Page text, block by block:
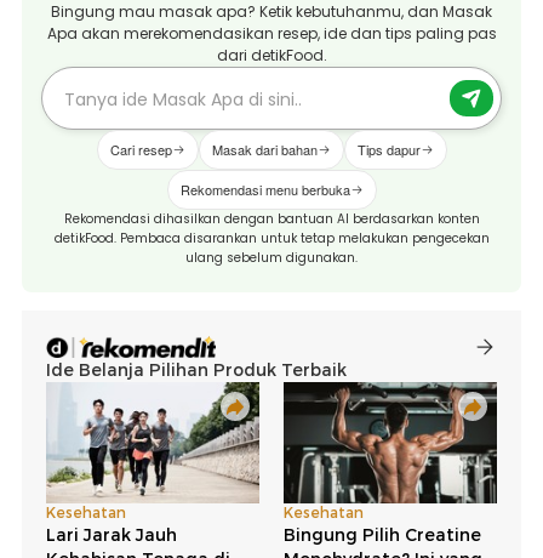
Bingung mau masak apa? Ketik kebutuhanmu, dan Masak
Apa akan merekomendasikan resep, ide dan tips paling pas
dari detikFood.
Cari resep Masak dari bahan Tips dapur
Rekomendasi menu berbuka
Rekomendasi dihasilkan dengan bantuan AI berdasarkan konten
detikFood. Pembaca disarankan untuk tetap melakukan pengecekan
ulang sebelum digunakan.